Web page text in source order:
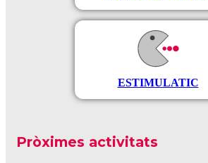
ESTIMULATIC
Pròximes activitats